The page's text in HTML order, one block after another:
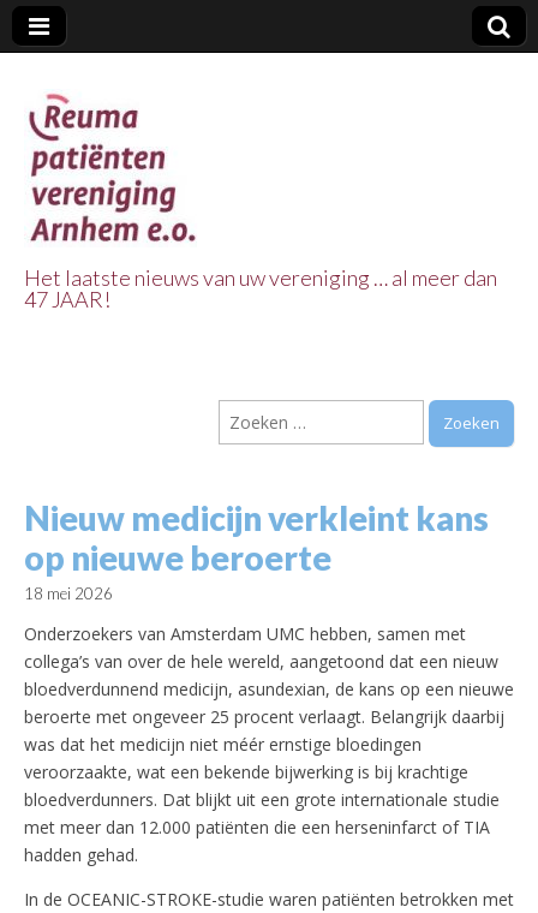
Vereniging
Arnhem e.o.
Het laatste nieuws van uw vereniging … al meer dan
47 JAAR!
Zoeken
naar:
Nieuw medicijn verkleint kans
op nieuwe beroerte
18 mei 2026
Onderzoekers van Amsterdam UMC hebben, samen met
collega’s van over de hele wereld, aangetoond dat een nieuw
bloedverdunnend medicijn, asundexian, de kans op een nieuwe
beroerte met ongeveer 25 procent verlaagt. Belangrijk daarbij
was dat het medicijn niet méér ernstige bloedingen
veroorzaakte, wat een bekende bijwerking is bij krachtige
bloedverdunners. Dat blijkt uit een grote internationale studie
met meer dan 12.000 patiënten die een herseninfarct of TIA
hadden gehad.
In de OCEANIC-STROKE-studie waren patiënten betrokken met